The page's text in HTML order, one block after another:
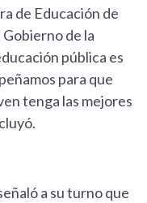
de Educación de
Gobierno de la
pública es
para que
tenga las mejores
a su turno que